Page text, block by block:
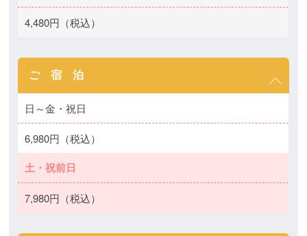
4,480円（税込）
ご 宿 泊
日～金・祝日
6,980円（税込）
土・祝前日
7,980円（税込）